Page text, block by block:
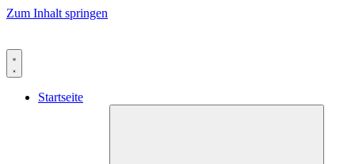
Zum Inhalt springen
Startseite